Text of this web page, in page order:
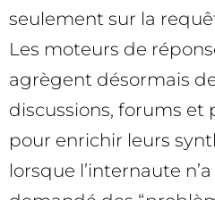
seulement sur la
Les moteurs de
agrègent désormais
discussions, forums et
pour enrichir leurs
lorsque l’internaute